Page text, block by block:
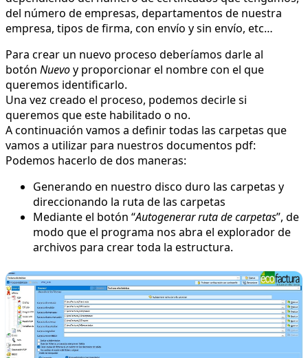
del número de empresas, departamentos de nuestra
empresa, tipos de firma, con envío y sin envío, etc…
Para crear un nuevo proceso deberíamos darle al
botón Nuevoy proporcionar el nombre con el que
queremos identificarlo.
Una vez creado el proceso, podemos decirle si
queremos que este habilitado o no.
A continuación vamos a definir todas las carpetas que
vamos a utilizar para nuestros documentos pdf:
Podemos hacerlo de dos maneras:
Generando en nuestro disco duro las carpetas y
direccionando la ruta de las carpetas
Mediante el botón “Autogenerar ruta de carpetas”, de
modo que el programa nos abra el explorador de
archivos para crear toda la estructura.